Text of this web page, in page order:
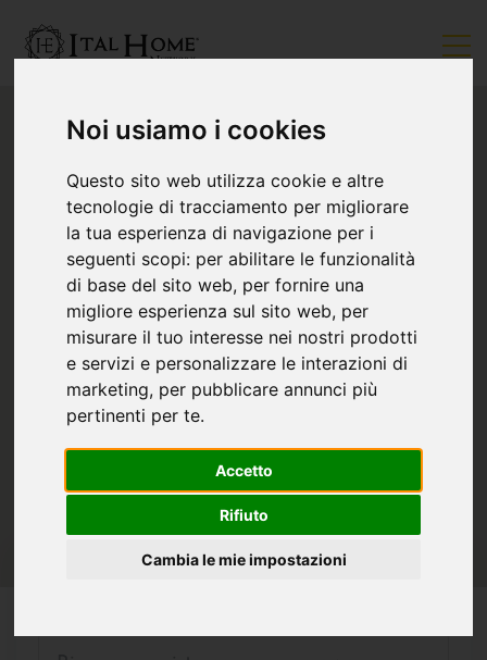
Noi usiamo i cookies
Questo sito web utilizza cookie e altre
tecnologie di tracciamento per migliorare
la tua esperienza di navigazione per i
seguenti scopi: per abilitare le funzionalità
di base del sito web, per fornire una
migliore esperienza sul sito web, per
misurare il tuo interesse nei nostri prodotti
e servizi e personalizzare le interazioni di
marketing, per pubblicare annunci più
pertinenti per te.
Accetto
Rifiuto
Cambia le mie impostazioni